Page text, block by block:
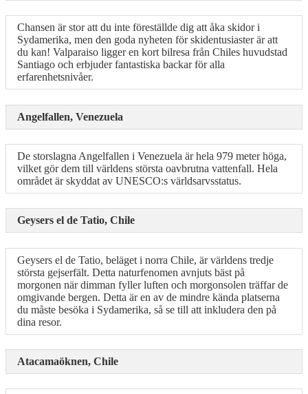
Chansen är stor att du inte föreställde dig att åka skidor i
Sydamerika, men den goda nyheten för skidentusiaster är att
du kan! Valparaiso ligger en kort bilresa från Chiles huvudstad
Santiago och erbjuder fantastiska backar för alla
erfarenhetsnivåer.
Angelfallen, Venezuela
De storslagna Angelfallen i Venezuela är hela 979 meter höga,
vilket gör dem till världens största oavbrutna vattenfall. Hela
området är skyddat av UNESCO:s världsarvsstatus.
Geysers el de Tatio, Chile
Geysers el de Tatio, beläget i norra Chile, är världens tredje
största gejserfält. Detta naturfenomen avnjuts bäst på
morgonen när dimman fyller luften och morgonsolen träffar de
omgivande bergen. Detta är en av de mindre kända platserna
du måste besöka i Sydamerika, så se till att inkludera den på
dina resor.
Atacamaöknen, Chile